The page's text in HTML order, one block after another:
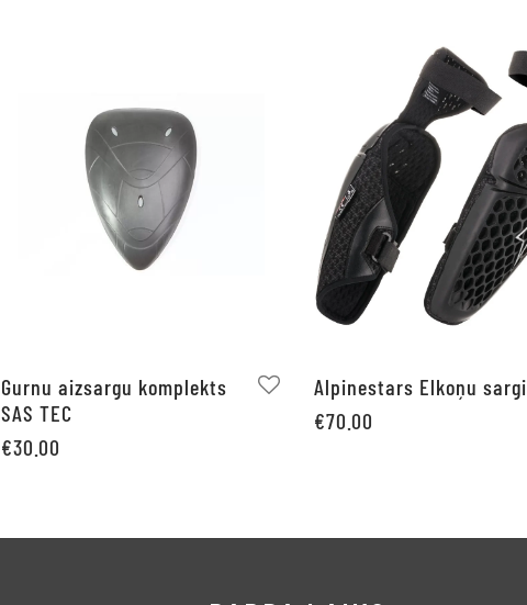
Gurnu aizsargu komplekts
SAS TEC
€30.00
Alpinestars Elkoņu sargi
€70.00